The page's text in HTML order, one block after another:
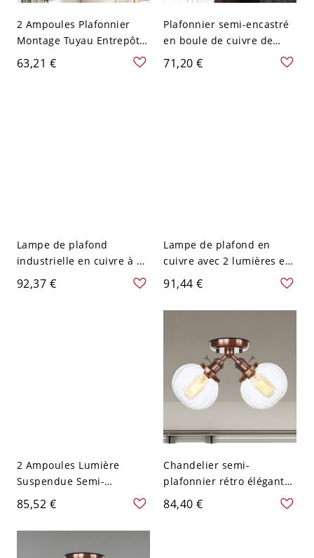
2 Ampoules Plafonnier
Montage Tuyau Entrepôt
Sphère Verre Ambre
Semi-Encastré Luminaire
63,21 €
Plafonnier semi-encastré
en boule de cuivre de
style ferme avec verre
ambré, 2 lumières, pour
71,20 €
Lampe de plafond
industrielle en cuivre à 2
lumières, chandelier
semi-encastré en verre
92,37 €
Lampe de plafond en
cuivre avec 2 lumières en
verre givré vintage pour
salon
91,44 €
2 Ampoules Lumière
Suspendue Semi-
Encastrée en Verre Clair
Finition Cuivre Rétro
Évasement Large
85,52 €
Chandelier semi-
plafonnier rétro élégant
en cuivre avec abat-jour
en verre clair monté au
84,40 €